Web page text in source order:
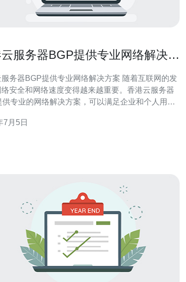
服务器BGP提供专业网络解决方
器BGP提供专业网络解决方案 随着互联网的发
络安全和网络速度变得越来越重要。香港云服务器
供专业的网络解决方案，可以满足企业和个人用户
队，可以为用户提供定制化的网络解决方案。
7月5日